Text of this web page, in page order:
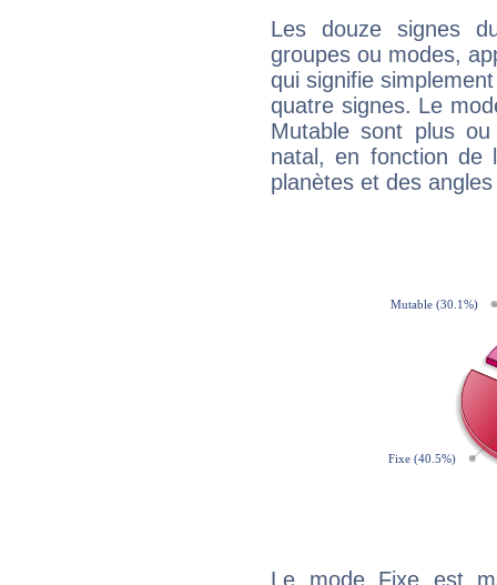
Les douze signes
groupes ou modes,
qui signifie
quatre signes. Le
Mutable sont plus
natal, en fonction de
planètes et des
Le mode Fixe est